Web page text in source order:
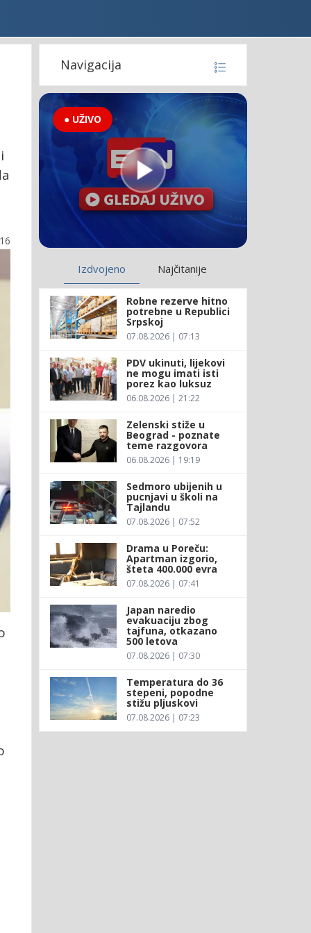
Navigacija
● UŽIVO
Izdvojeno Najčitanije
Robne rezerve hitno
potrebne u Republici
Srpskoj
07.08.2026 | 07:13
PDV ukinuti, lijekovi
ne mogu imati isti
porez kao luksuz
06.08.2026 | 21:22
Zelenski stiže u
Beograd - poznate
teme razgovora
06.08.2026 | 19:19
Sedmoro ubijenih u
pucnjavi u školi na
Tajlandu
07.08.2026 | 07:52
Drama u Poreču:
Apartman izgorio,
šteta 400.000 evra
07.08.2026 | 07:41
Japan naredio
evakuaciju zbog
tajfuna, otkazano
500 letova
07.08.2026 | 07:30
Temperatura do 36
stepeni, popodne
stižu pljuskovi
07.08.2026 | 07:23